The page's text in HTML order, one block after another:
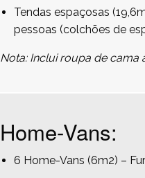
Tendas espaçosas
pessoas (colchões de
Nota: Inclui roupa de cama
Home-Vans:
6 Home-Vans (6m2) –